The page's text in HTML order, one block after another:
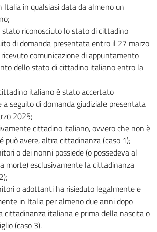
Italia in qualsiasi data da almeno un
stato riconosciuto lo stato di cittadino
di domanda presentata entro il 27 marzo
comunicazione di appuntamento
dello stato di cittadino italiano entro la
italiano è stato accertato
a seguito di domanda giudiziale presentata
2025;
cittadino italiano, ovvero che non è
può avere, altra cittadinanza (caso 1);
o dei nonni possiede (o possedeva al
morte) esclusivamente la cittadinanza
o adottanti ha risieduto legalmente e
in Italia per almeno due anni dopo
cittadinanza italiana e prima della nascita o
(caso 3).